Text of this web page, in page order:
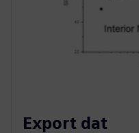
Export dat